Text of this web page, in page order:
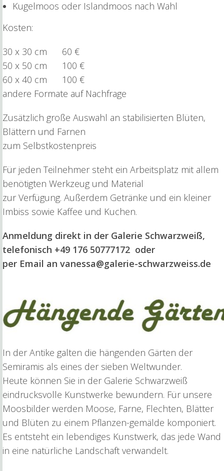
Kugelmoos oder Islandmoos nach Wahl
Kosten:
30 x 30 cm 60 €
50 x 50 cm 100 €
60 x 40 cm 100 €
andere Formate auf Nachfrage
Zusätzlich große Auswahl an stabilisierten Blüten,
Blättern und Farnen
zum Selbstkostenpreis
Für jeden Teilnehmer steht ein Arbeitsplatz mit allem
benötigten Werkzeug und Material
zur Verfügung. Außerdem Getränke und ein kleiner
Imbiss sowie Kaffee und Kuchen.
Anmeldung direkt in der Galerie Schwarzweiß,
telefonisch +49 176 50777172 oder
per Email an vanessa@galerie-schwarzweiss.de
In der Antike galten die hängenden Gärten der
Semiramis als eines der sieben Weltwunder.
Heute können Sie in der Galerie Schwarzweiß
eindrucksvolle Kunstwerke bewundern. Für unsere
Moosbilder werden Moose, Farne, Flechten, Blätter
und Blüten zu einem Pflanzen-gemälde komponiert.
Es entsteht ein lebendiges Kunstwerk, das jede Wand
in eine natürliche Landschaft verwandelt.